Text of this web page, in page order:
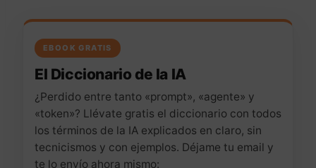
EBOOK GRATIS
El Diccionario de la IA
¿Perdido entre tanto «prompt», «agente» y
«token»? Llévate gratis el diccionario con todos
los términos de la IA explicados en claro, sin
tecnicismos y con ejemplos. Déjame tu email y
te lo envío ahora mismo: